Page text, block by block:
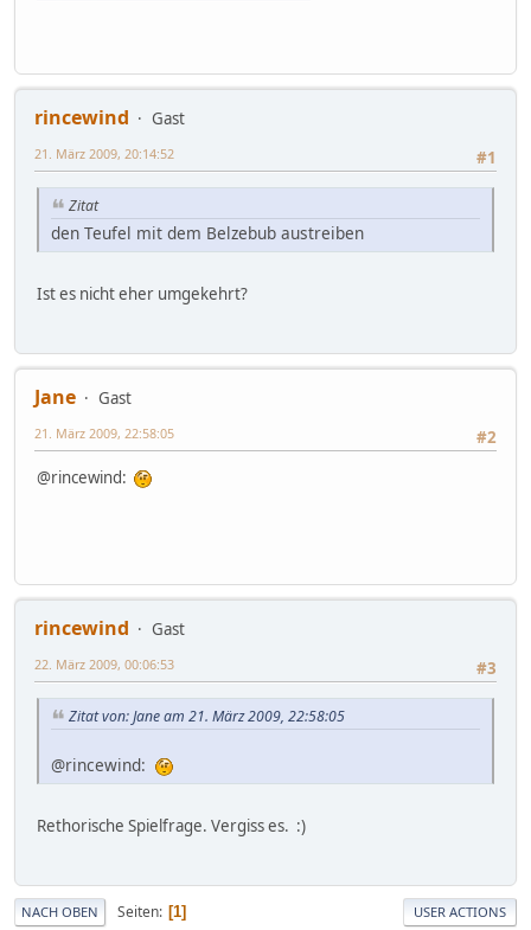
rincewind
Gast
#1
21. März 2009, 20:14:52
Zitat
den Teufel mit dem Belzebub austreiben
Ist es nicht eher umgekehrt?
Jane
Gast
#2
21. März 2009, 22:58:05
@rincewind:
rincewind
Gast
#3
22. März 2009, 00:06:53
Zitat von: Jane am 21. März 2009, 22:58:05
@rincewind:
Rethorische Spielfrage. Vergiss es. :)
NACH OBEN Seiten 1 USER ACTIONS